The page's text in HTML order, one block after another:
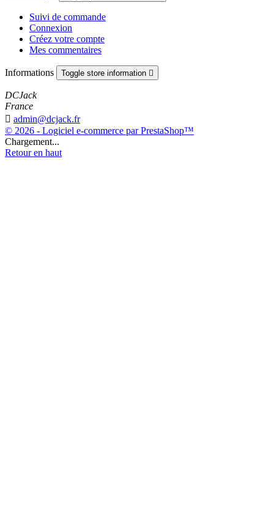
Suivi de commande
Connexion
Créez votre compte
Mes commentaires
Informations Toggle store information 
DCJack
France
 admin@dcjack.fr
© 2026 - Logiciel e-commerce par PrestaShop™
Chargement...
Retour en haut